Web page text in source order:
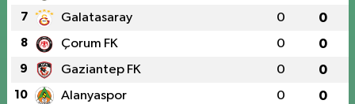
7 Galatasaray 0 0
8 Çorum FK 0 0
9 Gaziantep FK 0 0
10 Alanyaspor 0 0